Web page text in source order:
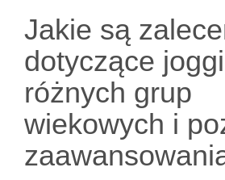
Jakie są
dotyczące
różnych grup
wiekowych i